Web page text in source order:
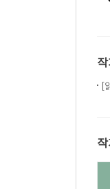
긁다,
사랑
눈물
대체
대체
[